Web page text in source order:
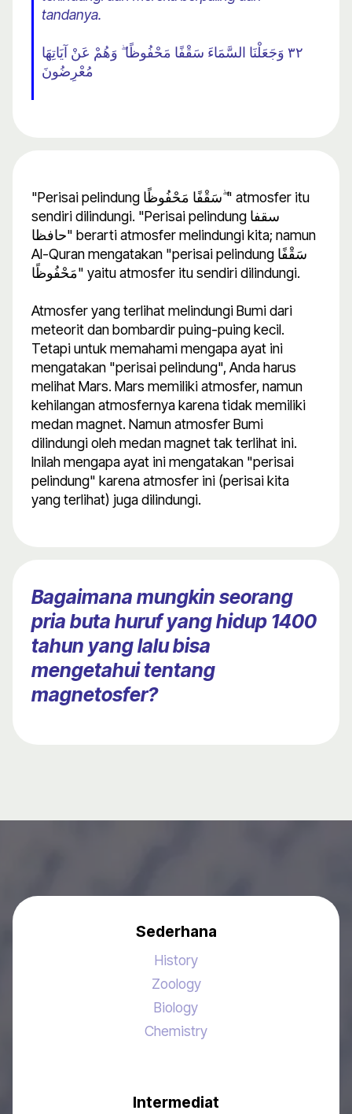
tandanya.
٣٢ وَجَعَلْنَا السَّمَاءَ سَقْفًا مَحْفُوظًا ۖ وَهُمْ عَنْ آيَاتِهَا
مُعْرِضُونَ
"Perisai pelindung سَقْفًا مَحْفُوظًا ۖ" atmosfer itu
sendiri dilindungi. "Perisai pelindung سقفا
حافظا" berarti atmosfer melindungi kita; namun
Al-Quran mengatakan "perisai pelindung سَقْفًا
مَحْفُوظًا" yaitu atmosfer itu sendiri dilindungi.
Atmosfer yang terlihat melindungi Bumi dari
meteorit dan bombardir puing-puing kecil.
Tetapi untuk memahami mengapa ayat ini
mengatakan "perisai pelindung", Anda harus
melihat Mars. Mars memiliki atmosfer, namun
kehilangan atmosfernya karena tidak memiliki
medan magnet. Namun atmosfer Bumi
dilindungi oleh medan magnet tak terlihat ini.
Inilah mengapa ayat ini mengatakan "perisai
pelindung" karena atmosfer ini (perisai kita
yang terlihat) juga dilindungi.
Bagaimana mungkin seorang
pria buta huruf yang hidup 1400
tahun yang lalu bisa
mengetahui tentang
magnetosfer?
Sederhana
History
Zoology
Biology
Chemistry
Intermediat